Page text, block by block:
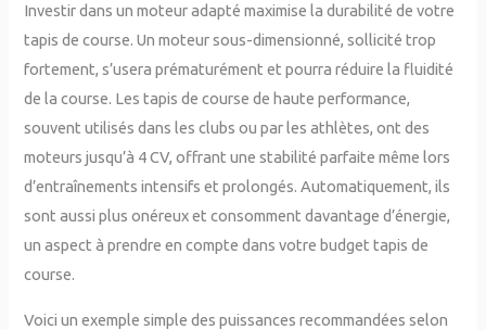
Investir dans un moteur adapté maximise la durabilité de votre
tapis de course. Un moteur sous-dimensionné, sollicité trop
fortement, s’usera prématurément et pourra réduire la fluidité
de la course. Les tapis de course de haute performance,
souvent utilisés dans les clubs ou par les athlètes, ont des
moteurs jusqu’à 4 CV, offrant une stabilité parfaite même lors
d’entraînements intensifs et prolongés. Automatiquement, ils
sont aussi plus onéreux et consomment davantage d’énergie,
un aspect à prendre en compte dans votre budget tapis de
course.
Voici un exemple simple des puissances recommandées selon